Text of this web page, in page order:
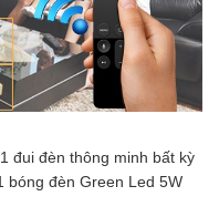
đui đèn thông minh bất kỳ
bóng đèn Green Led 5W